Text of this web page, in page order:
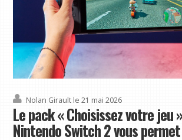
Nolan Girault le 21 mai 2026
Le pack « Choisissez votre jeu
Nintendo Switch 2 vous permet